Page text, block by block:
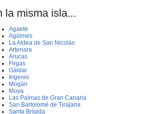
la misma isla...
Agaete
Agüimes
La Aldea de San Nicolás
Artenara
Arucas
Firgas
Gáldar
Ingenio
Mogán
Moya
Las Palmas de Gran Canaria
San Bartolomé de Tirajana
Santa Brí­gida